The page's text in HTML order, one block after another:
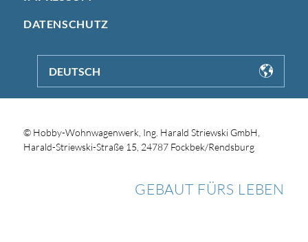
DATENSCHUTZ
DEUTSCH
© Hobby-Wohnwagenwerk, Ing. Harald Striewski GmbH,
Harald-Striewski-Straße 15, 24787 Fockbek/Rendsburg
GEBAUT FÜRS LEBEN